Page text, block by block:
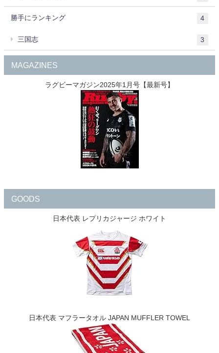
勝手にランキング 4
三国志 3
MAGAZINES
ラグビーマガジン2025年1月号【最新号】
GOODS
日本代表 レプリカジャージ ホワイト
日本代表 マフラータオル JAPAN MUFFLER TOWEL